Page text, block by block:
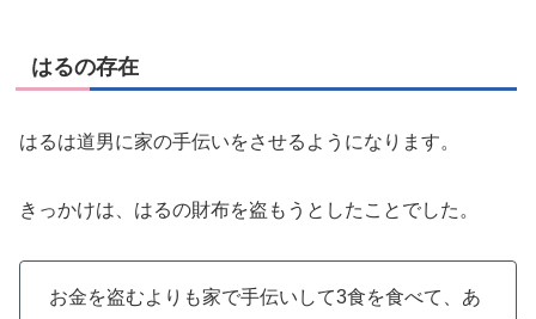
はるの存在
はるは道男に家の手伝いをさせるようになります。
きっかけは、はるの財布を盗もうとしたことでした。
お金を盗むよりも家で手伝いして3食を食べて、あ